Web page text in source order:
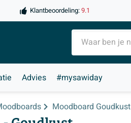
Klantbeoordeling:9.1
Advies #mysawiday
Moodboard Goudkust